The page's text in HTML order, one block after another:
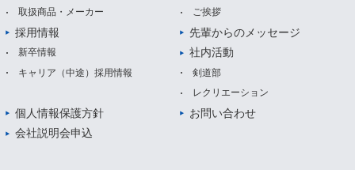
取扱商品・メーカー ご挨拶
採用情報
新卒情報
キャリア（中途）採用情報
先輩からのメッセージ
社内活動
剣道部
レクリエーション
個人情報保護方針
お問い合わせ
会社説明会申込